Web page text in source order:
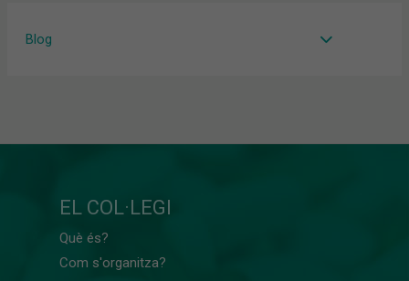
Blog
EL COL·LEGI
Què és?
Com s'organitza?